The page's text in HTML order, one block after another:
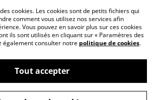
de
Politique de cookies
the city
cookies. Les cookies sont de petits fichiers qui
comment vous utilisez nos services afin
Vous pouvez en savoir plus sur ces cookies
ils sont utilisés en cliquant sur « Paramètres des
également consulter notre politique de cookies.
Tout accepter